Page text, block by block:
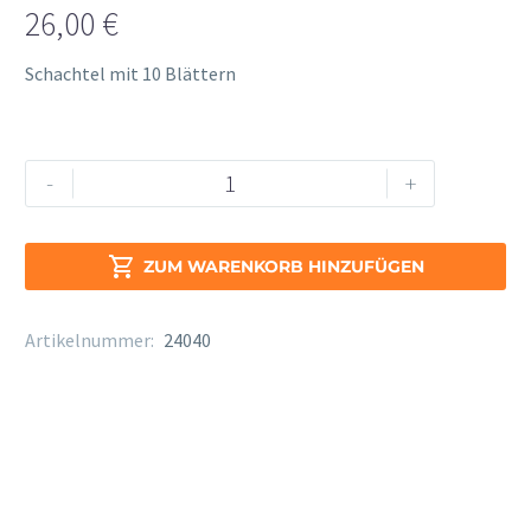
26,00 €
Schachtel mit 10 Blättern
-
Vandoren
Classic
Stärke
Menge
+
 ZUM WARENKORB HINZUFÜGEN
Alternative:
Artikelnummer: 24040